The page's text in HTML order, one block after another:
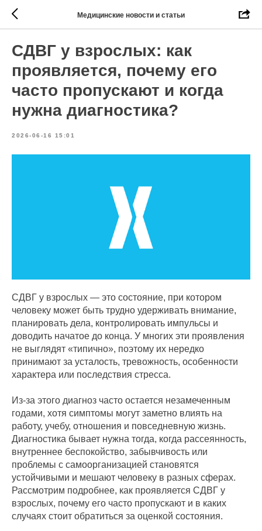
Медицинские новости и статьи
СДВГ у взрослых: как
проявляется, почему его
часто пропускают и когда
нужна диагностика?
2026-06-16 15:01
СДВГ у взрослых — это состояние, при котором
человеку может быть трудно удерживать внимание,
планировать дела, контролировать импульсы и
доводить начатое до конца. У многих эти проявления
не выглядят «типично», поэтому их нередко
принимают за усталость, тревожность, особенности
характера или последствия стресса.
Из-за этого диагноз часто остается незамеченным
годами, хотя симптомы могут заметно влиять на
работу, учебу, отношения и повседневную жизнь.
Диагностика бывает нужна тогда, когда рассеянность,
внутреннее беспокойство, забывчивость или
проблемы с самоорганизацией становятся
устойчивыми и мешают человеку в разных сферах.
Рассмотрим подробнее, как проявляется СДВГ у
взрослых, почему его часто пропускают и в каких
случаях стоит обратиться за оценкой состояния.